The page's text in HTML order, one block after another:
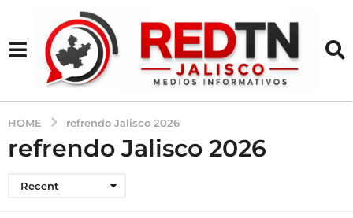
HOME refrendo Jalisco 2026
refrendo Jalisco 2026
Recent